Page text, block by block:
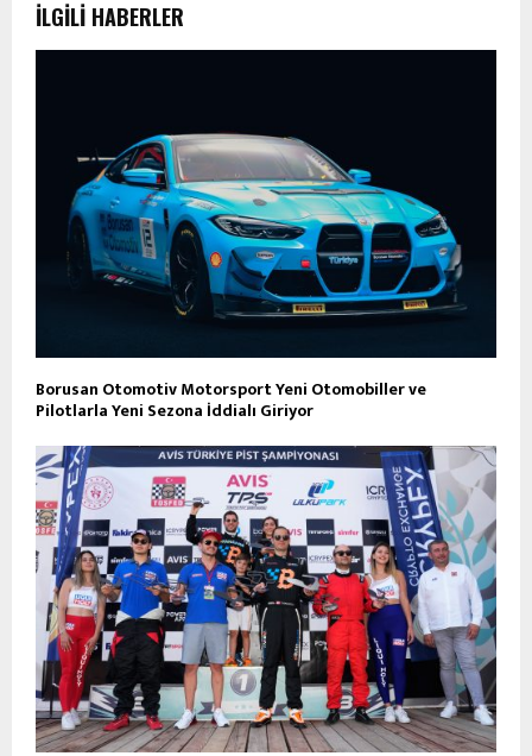
İLGILI HABERLER
Borusan Otomotiv Motorsport Yeni Otomobiller ve
Pilotlarla Yeni Sezona İddialı Giriyor